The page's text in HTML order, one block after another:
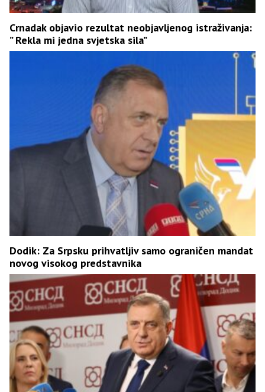
Crnadak objavio rezultat neobjavljenog istraživanja:
” Rekla mi jedna svjetska sila”
Dodik: Za Srpsku prihvatljiv samo ograničen mandat
novog visokog predstavnika